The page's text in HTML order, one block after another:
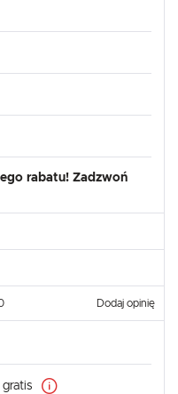
rabatu! Zadzwoń
Dodaj opinię